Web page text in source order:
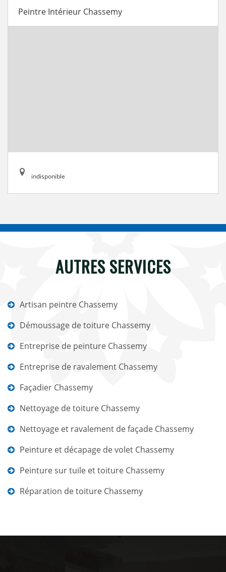
Peintre Intérieur Chassemy
indisponible
AUTRES SERVICES
Artisan peintre Chassemy
Démoussage de toiture Chassemy
Entreprise de peinture Chassemy
Entreprise de ravalement Chassemy
Façadier Chassemy
Nettoyage de toiture Chassemy
Nettoyage et ravalement de façade Chassemy
Peinture et décapage de volet Chassemy
Peinture sur tuile et toiture Chassemy
Réparation de toiture Chassemy